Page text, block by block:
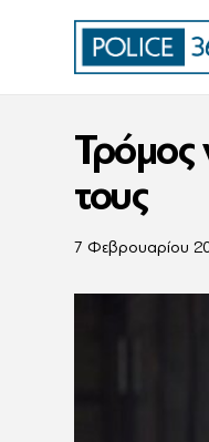
Τρόμος
τους
7 Φεβρουαρίου